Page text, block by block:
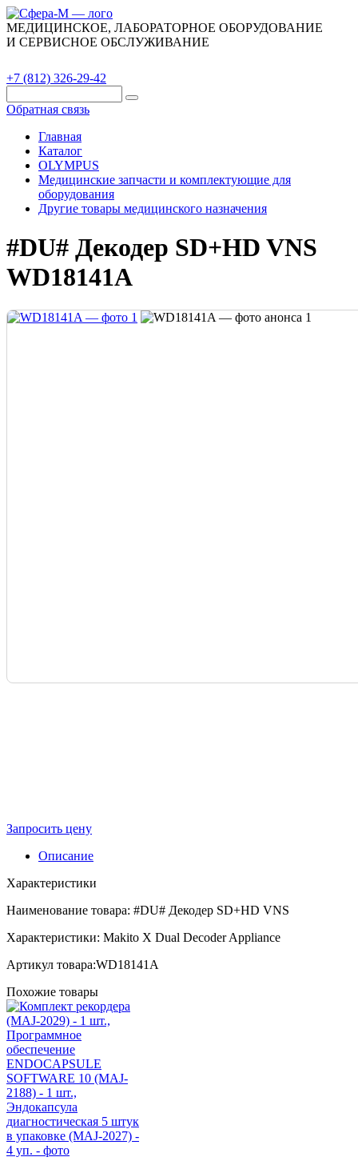
МЕДИЦИНСКОЕ, ЛАБОРАТОРНОЕ ОБОРУДОВАНИЕ
И СЕРВИСНОЕ ОБСЛУЖИВАНИЕ
+7 (812) 326-29-42
Обратная связь
Главная
Каталог
OLYMPUS
Медицинские запчасти и комплектующие для
оборудования
Другие товары медицинского назначения
#DU# Декодер SD+HD VNS
WD18141A
Запросить цену
Описание
Характеристики
Наименование товара: #DU# Декодер SD+HD VNS
Характеристики: Makito X Dual Decoder Appliance
Артикул товара:WD18141A
Похожие товары